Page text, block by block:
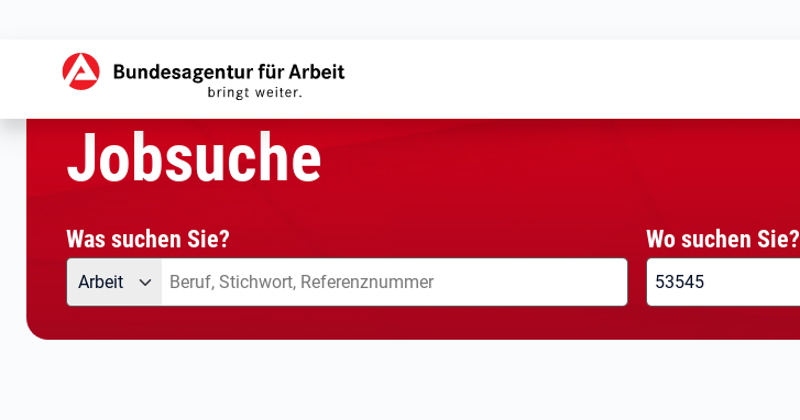
Startseite
Jobsuche
Was suchen Sie?
Angebotsart
Arbeit Was suchen Sie?
Wo suchen Sie?